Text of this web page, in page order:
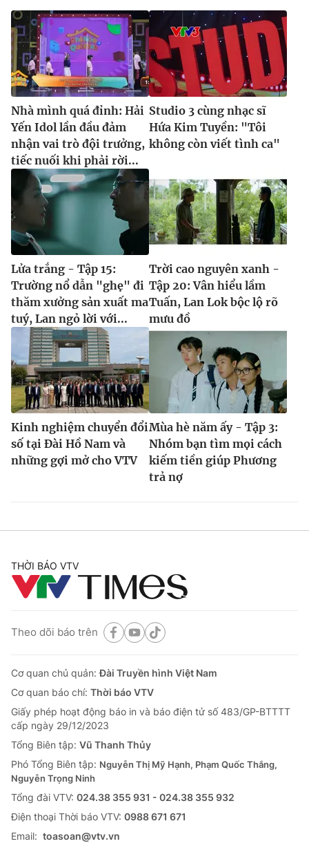
Nhà mình quá đỉnh: Hải
Yến Idol lần đầu đảm
nhận vai trò đội trưởng,
tiếc nuối khi phải rời...
Studio 3 cùng nhạc sĩ
Hứa Kim Tuyền: "Tôi
không còn viết tình ca"
Lửa trắng - Tập 15:
Trường nổ dẫn "ghẹ" đi
thăm xưởng sản xuất ma
tuý, Lan ngỏ lời với...
Trời cao nguyên xanh -
Tập 20: Vân hiểu lầm
Tuấn, Lan Lok bộc lộ rõ
mưu đồ
Kinh nghiệm chuyển đổi
số tại Đài Hồ Nam và
những gợi mở cho VTV
Mùa hè năm ấy - Tập 3:
Nhóm bạn tìm mọi cách
kiếm tiền giúp Phương
trả nợ
THỜI BÁO VTV
Theo dõi báo trên
Cơ quan chủ quản:Đài Truyền hình Việt Nam
Cơ quan báo chí: Thời báo VTV
Giấy phép hoạt động báo in và báo điện tử số 483/GP-BTTTT
cấp ngày 29/12/2023
Tổng Biên tập: Vũ Thanh Thủy
Phó Tổng Biên tập: Nguyễn Thị Mỹ Hạnh, Phạm Quốc Thắng,
Nguyễn Trọng Ninh
Tổng đài VTV: 024.38 355 931 - 024.38 355 932
Ðiện thoại Thời báo VTV: 0988 671 671
Email: toasoan@vtv.vn